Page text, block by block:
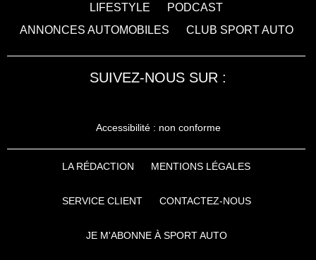
LIFESTYLE
PODCAST
ANNONCES AUTOMOBILES
CLUB SPORT AUTO
SUIVEZ-NOUS SUR :
Accessibilité : non conforme
LA RÉDACTION MENTIONS LÉGALES
SERVICE CLIENT CONTACTEZ-NOUS
JE M'ABONNE À SPORT AUTO